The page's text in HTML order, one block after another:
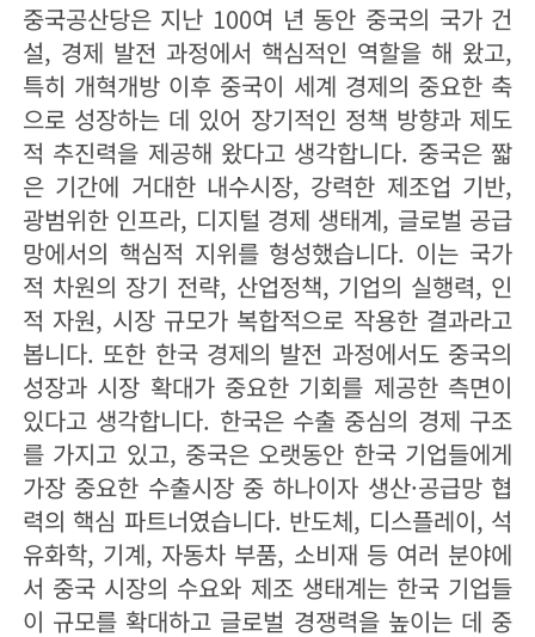
중국공산당은 지난 100여 년 동안 중국의 국가 건
설, 경제 발전 과정에서 핵심적인 역할을 해 왔고,
특히 개혁개방 이후 중국이 세계 경제의 중요한 축
으로 성장하는 데 있어 장기적인 정책 방향과 제도
적 추진력을 제공해 왔다고 생각합니다. 중국은 짧
은 기간에 거대한 내수시장, 강력한 제조업 기반,
광범위한 인프라, 디지털 경제 생태계, 글로벌 공급
망에서의 핵심적 지위를 형성했습니다. 이는 국가
적 차원의 장기 전략, 산업정책, 기업의 실행력, 인
적 자원, 시장 규모가 복합적으로 작용한 결과라고
봅니다. 또한 한국 경제의 발전 과정에서도 중국의
성장과 시장 확대가 중요한 기회를 제공한 측면이
있다고 생각합니다. 한국은 수출 중심의 경제 구조
를 가지고 있고, 중국은 오랫동안 한국 기업들에게
가장 중요한 수출시장 중 하나이자 생산·공급망 협
력의 핵심 파트너였습니다. 반도체, 디스플레이, 석
유화학, 기계, 자동차 부품, 소비재 등 여러 분야에
서 중국 시장의 수요와 제조 생태계는 한국 기업들
이 규모를 확대하고 글로벌 경쟁력을 높이는 데 중